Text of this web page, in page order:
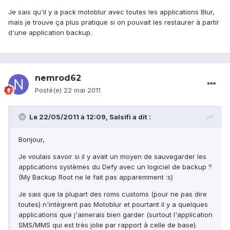
Je sais qu'il y a pack motoblur avec toutes les applications Blur,
mais je trouve ça plus pratique si on pouvait les restaurer à partir
d'une application backup.
nemrod62
Posté(e) 22 mai 2011
Le 22/05/2011 à 12:09, Salsifi a dit :
Bonjour,
Je voulais savoir si il y avait un moyen de sauvegarder les
applications systèmes du Defy avec un logiciel de backup ?
(My Backup Root ne le fait pas apparemment :s)
Je sais que la plupart des roms customs (pour ne pas dire
toutes) n'intègrent pas Motoblur et pourtant il y a quelques
applications que j'aimerais bien garder (surtout l'application
SMS/MMS qui est très jolie par rapport à celle de base).